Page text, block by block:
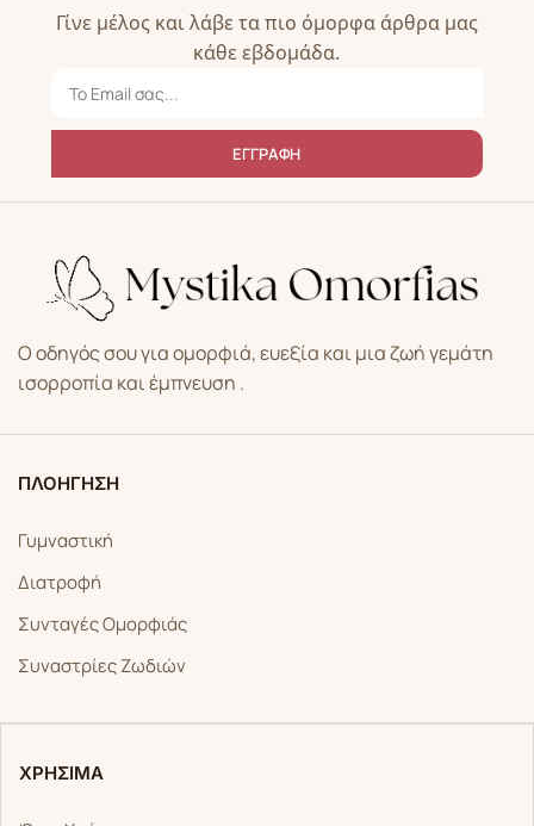
Γίνε μέλος και λάβε τα πιο όμορφα άρθρα μας
κάθε εβδομάδα.
ΕΓΓΡΑΦΗ
Ο οδηγός σου για ομορφιά, ευεξία και μια ζωή γεμάτη
ισορροπία και έμπνευση .
ΠΛΟΗΓΗΣΗ
Γυμναστική
Διατροφή
Συνταγές Ομορφιάς
Συναστρίες Ζωδιών
ΧΡΗΣΙΜΑ